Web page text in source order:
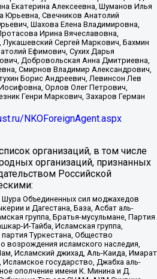
Екатерина Алексеевна, Шуманов Илья
Юрьевна, Свечников Анатолий
Шахова Елена Владимировна,
Ирина Вячеславовна,
Сергей Маркович, Бахмин
Ефимович, Сухих Дарья
Добровольская Анна Дмитриевна,
Смирнов Владимир Александрович,
Борис Андреевич, Левинсон Лев
Орлов Олег Петрович,
Генри Маркович, Захаров Герман
NKOForeignAgent.aspx
организаций, в том числе
организаций, признанных
Российской
Объединенных сил моджахедов
и Дагестана, База, Асбат аль-
группа, Братья-мусульмане, Партия
И-Тайба, Исламская группа,
Туркестана, Общество
исламского наследия,
Исламский джихад, Аль-Каида, Имарат
государство, Джабха аль-
ополчение имени К. Минина и Д.